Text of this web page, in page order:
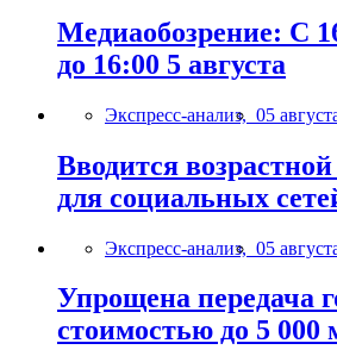
Медиаобозрение: С
до 16:00 5 августа
Экспресс-анализ, 05
Вводится
для социальных
Экспресс-анализ, 05
Упрощена передача
стоимостью до 5 000